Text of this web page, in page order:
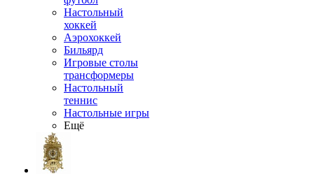
Настольный
хоккей
Аэрохоккей
Бильярд
Игровые столы
трансформеры
Настольный
теннис
Настольные игры
Ещё